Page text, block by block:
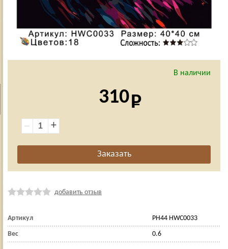
В наличии
310
+
добавить отзыв
Артикул PH44 HWC0033
Вес 0.6